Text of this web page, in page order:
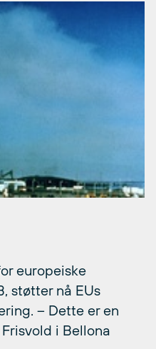
europeiske
støtter nå EUs
– Dette er en
i Bellona